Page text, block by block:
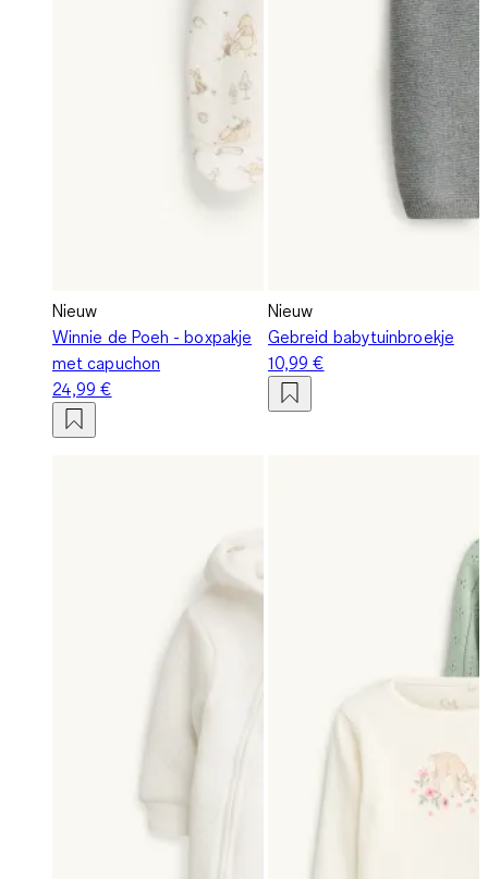
Nieuw
Winnie de Poeh - boxpakje
met capuchon
24,99 €
Nieuw
Gebreid babytuinbroekje
10,99 €